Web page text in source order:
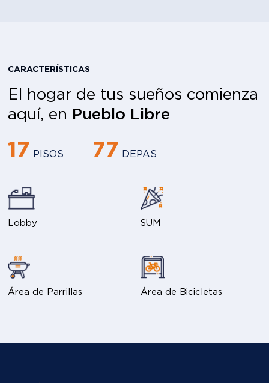
CARACTERÍSTICAS
El hogar de tus sueños comienza
aquí, en Pueblo Libre
17 PISOS 77 DEPAS
Lobby SUM
Área de Parrillas Área de Bicicletas